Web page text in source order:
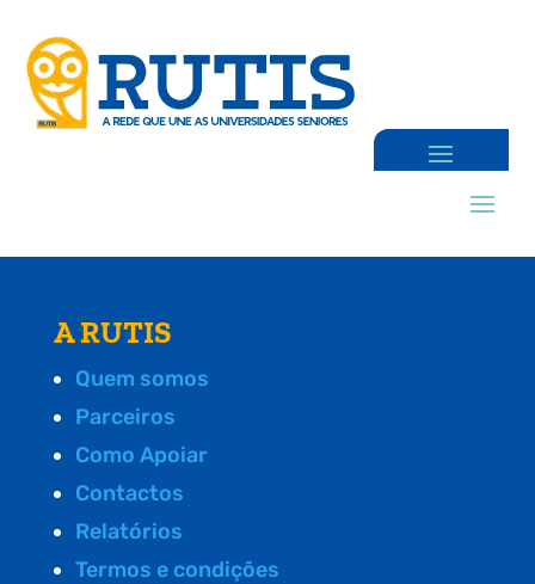
A RUTIS
Quem somos
Parceiros
Como Apoiar
Contactos
Relatórios
Termos e condições